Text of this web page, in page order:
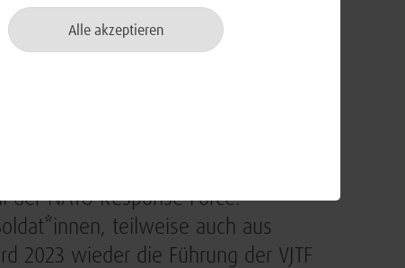
Alle akzeptieren
der Installationsimages
die IT-Administratoren der
der NATO Response Force.
teilweise auch aus
2023 wieder die Führung der VJTF